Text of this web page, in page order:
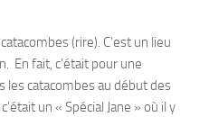
(rire). C’est un lieu
En fait, c’était pour une
les catacombes au début des
un « Spécial Jane » où il y